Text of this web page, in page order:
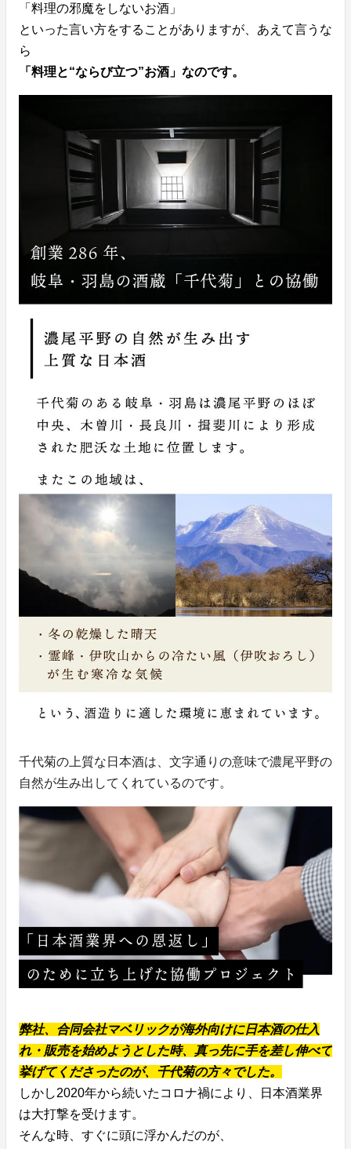
「料理の邪魔をしないお酒」
といった言い方をすることがありますが、あえて言うな
ら
「料理と“ならび立つ”お酒」なのです。
千代菊の上質な日本酒は、文字通りの意味で濃尾平野の
自然が生み出してくれているのです。
弊社、合同会社マベリックが海外向けに日本酒の仕入
れ・販売を始めようとした時、真っ先に手を差し伸べて
挙げてくださったのが、千代菊の方々でした。
しかし2020年から続いたコロナ禍により、日本酒業界
は大打撃を受けます。
そんな時、すぐに頭に浮かんだのが、